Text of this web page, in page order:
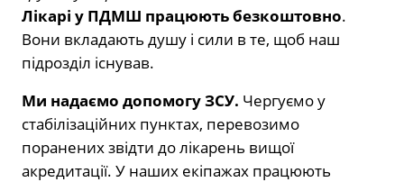
Лікарі у ПДМШ працюють безкоштовно.
Вони вкладають душу і сили в те, щоб наш
підрозділ існував.
Ми надаємо допомогу ЗСУ. Чергуємо у
стабілізаційних пунктах, перевозимо
поранених звідти до лікарень вищої
акредитації. У наших екіпажах працюють